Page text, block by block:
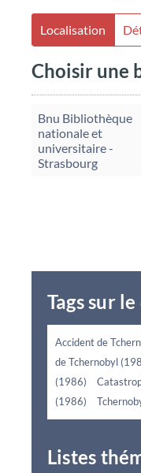
Localisation
Choisir une
Bnu Bibliothèque
nationale et
universitaire -
Strasbourg
Tags sur
Accident de
de Tchernobyl
(1986)
(1986)
Listes